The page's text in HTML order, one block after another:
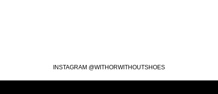
INSTAGRAM @WITHORWITHOUTSHOES